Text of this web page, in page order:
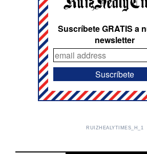
Suscríbete GRATIS a
newsletter
RUIZHEALYTIMES_H_1